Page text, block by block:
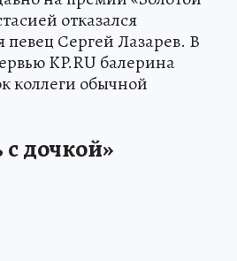
отказался
певец Сергей Лазарев. В
KP.RU балерина
коллеги обычной
дочкой»